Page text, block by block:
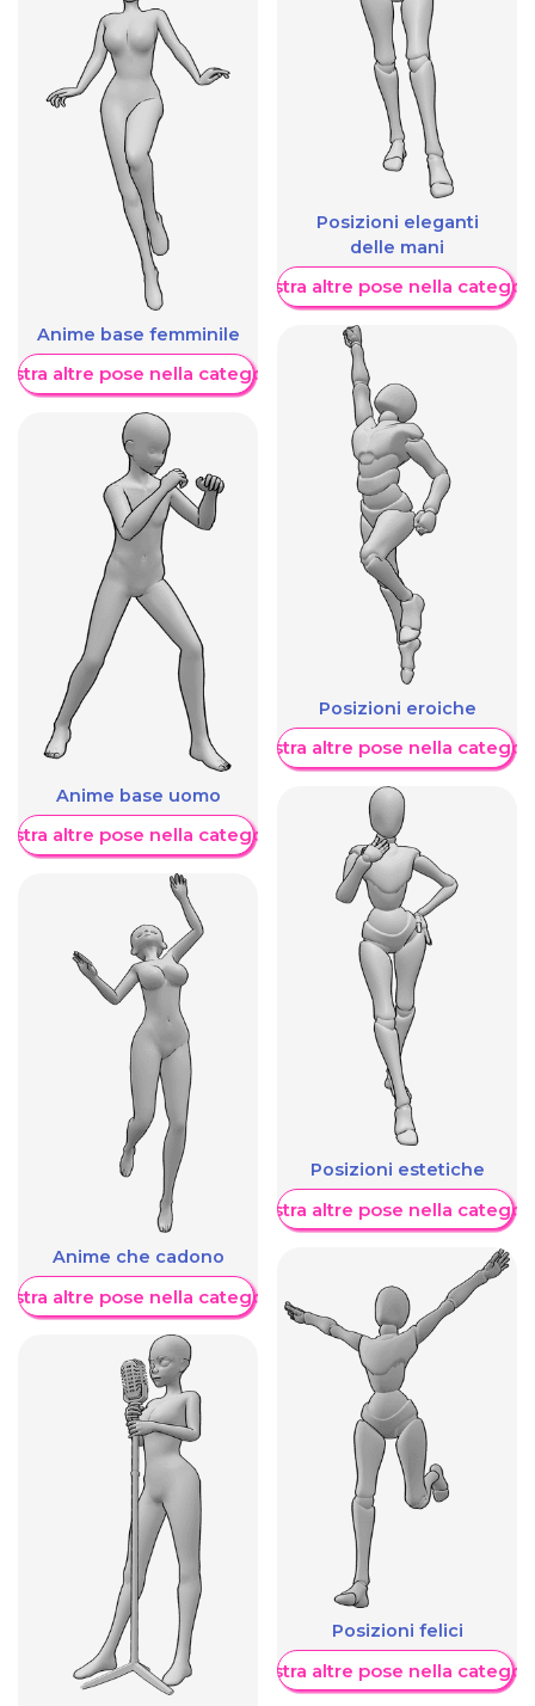
Anime base femminile
altre pose nella categoria
Anime base uomo
altre pose nella categoria
Anime che cadono
altre pose nella categoria
Posizioni eleganti
delle mani
Mostra altre pose nella
Posizioni eroiche
Mostra altre pose nella
Posizioni estetiche
Mostra altre pose nella
Posizioni felici
Mostra altre pose nella